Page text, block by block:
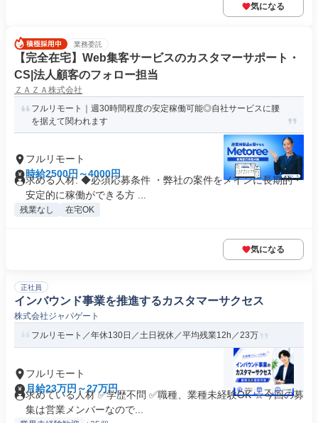
気になる
業務委託
【完全在宅】Web集客サービスのカスタマーサポート・
CS|法人顧客のフォロー担当
ＺＡＺＡ株式会社
フルリモート｜週30時間程度の安定稼働可能◎自社サービスに腰
を据えて関われます
フルリモート
時給2500円～4000円
求める人材: ◆必須応募条件 ・弊社の案件をメインに長期的・
安定的に稼働ができる方 ...
残業なし 在宅OK
気になる
正社員
インバウンド事業を推進するカスタマーサクセス
株式会社ジャパゲート
フルリモート／年休130日／土日祝休／平均残業12h／23万
フルリモート
月給23万円～27万円
求めている人材 ✅学歴不問 ✅職種、業種未経験OK ☆今回の募
集は営業メンバーなので...